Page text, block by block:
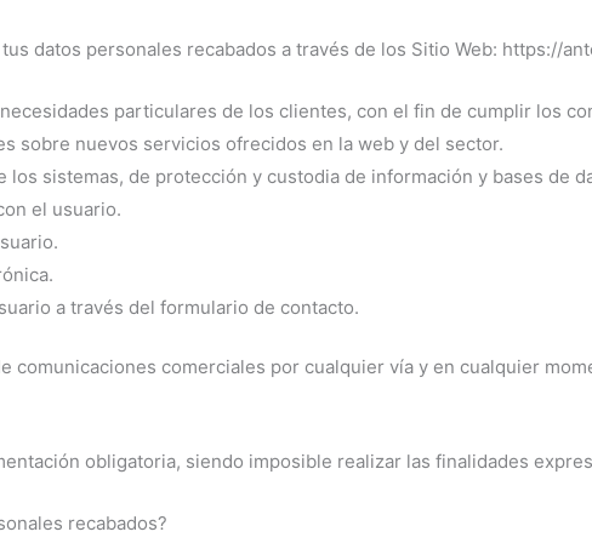
tus datos personales recabados a través de los Sitio Web: https://
particulares de los clientes, con el fin de cumplir los
sobre nuevos servicios ofrecidos en la web y del sector.
los sistemas, de protección y custodia de información y bases de
el usuario.
a través del formulario de contacto.
comunicaciones comerciales por cualquier vía y en cualquier
obligatoria, siendo imposible realizar las finalidades
recabados?